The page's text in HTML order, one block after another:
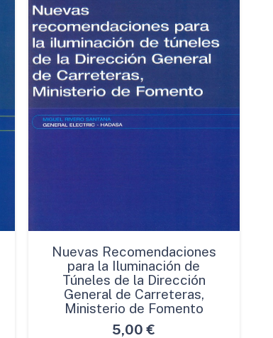
Nuevas Recomendaciones
para la Iluminación de
Túneles de la Dirección
General de Carreteras,
Ministerio de Fomento
5,00 €